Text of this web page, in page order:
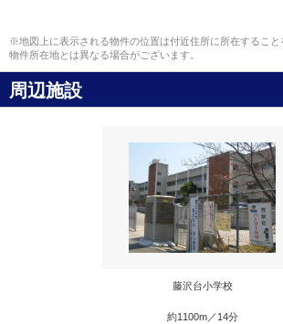
※地図上に表示される物件の位置は付近住所に所在するこ
物件所在地とは異なる場合がございます。
周辺施設
藤沢台小学校
約1100m／14分